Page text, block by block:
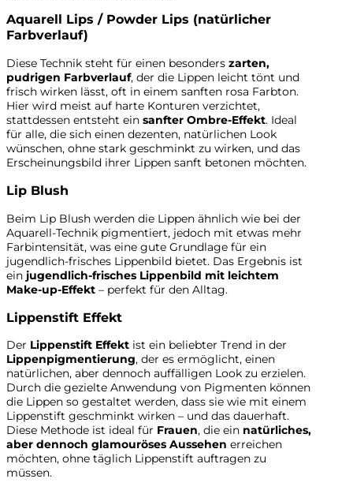
Aquarell Lips / Powder Lips (natürlicher
Farbverlauf)
Diese Technik steht für einen besonders zarten,
pudrigen Farbverlauf, der die Lippen leicht tönt und
frisch wirken lässt, oft in einem sanften rosa Farbton.
Hier wird meist auf harte Konturen verzichtet,
stattdessen entsteht ein sanfter Ombre-Effekt. Ideal
für alle, die sich einen dezenten, natürlichen Look
wünschen, ohne stark geschminkt zu wirken, und das
Erscheinungsbild ihrer Lippen sanft betonen möchten.
Lip Blush
Beim Lip Blush werden die Lippen ähnlich wie bei der
Aquarell-Technik pigmentiert, jedoch mit etwas mehr
Farbintensität, was eine gute Grundlage für ein
jugendlich-frisches Lippenbild bietet. Das Ergebnis ist
ein jugendlich-frisches Lippenbild mit leichtem
Make-up-Effekt – perfekt für den Alltag.
Lippenstift Effekt
Der Lippenstift Effekt ist ein beliebter Trend in der
Lippenpigmentierung, der es ermöglicht, einen
natürlichen, aber dennoch auffälligen Look zu erzielen.
Durch die gezielte Anwendung von Pigmenten können
die Lippen so gestaltet werden, dass sie wie mit einem
Lippenstift geschminkt wirken – und das dauerhaft.
Diese Methode ist ideal für Frauen, die ein natürliches,
aber dennoch glamouröses Aussehen erreichen
möchten, ohne täglich Lippenstift auftragen zu
müssen.